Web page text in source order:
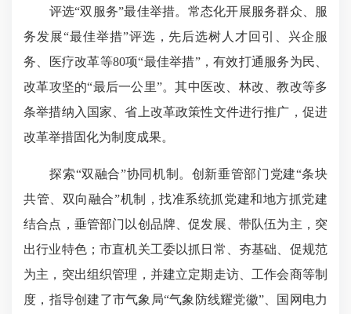
评选“双服务”最佳举措。常态化开展服务群众、服
务发展“最佳举措”评选，先后选树人才回引、兴企服
务、医疗改革等80项“最佳举措”，有效打通服务为民、
改革攻坚的“最后一公里”。其中医改、林改、教改等多
条举措纳入国家、省上改革政策性文件进行推广，促进
改革举措固化为制度成果。
探索“双融合”协同机制。创新垂管部门党建“条块
共管、双向融合”机制，找准系统抓党建和地方抓党建
结合点，垂管部门以创品牌、促发展、带队伍为主，突
出行业特色；市直机关工委以抓日常、夯基础、促规范
为主，突出组织管理，并建立定期走访、工作会商等制
度，指导创建了市气象局“气象防线耀党徽”、国网电力